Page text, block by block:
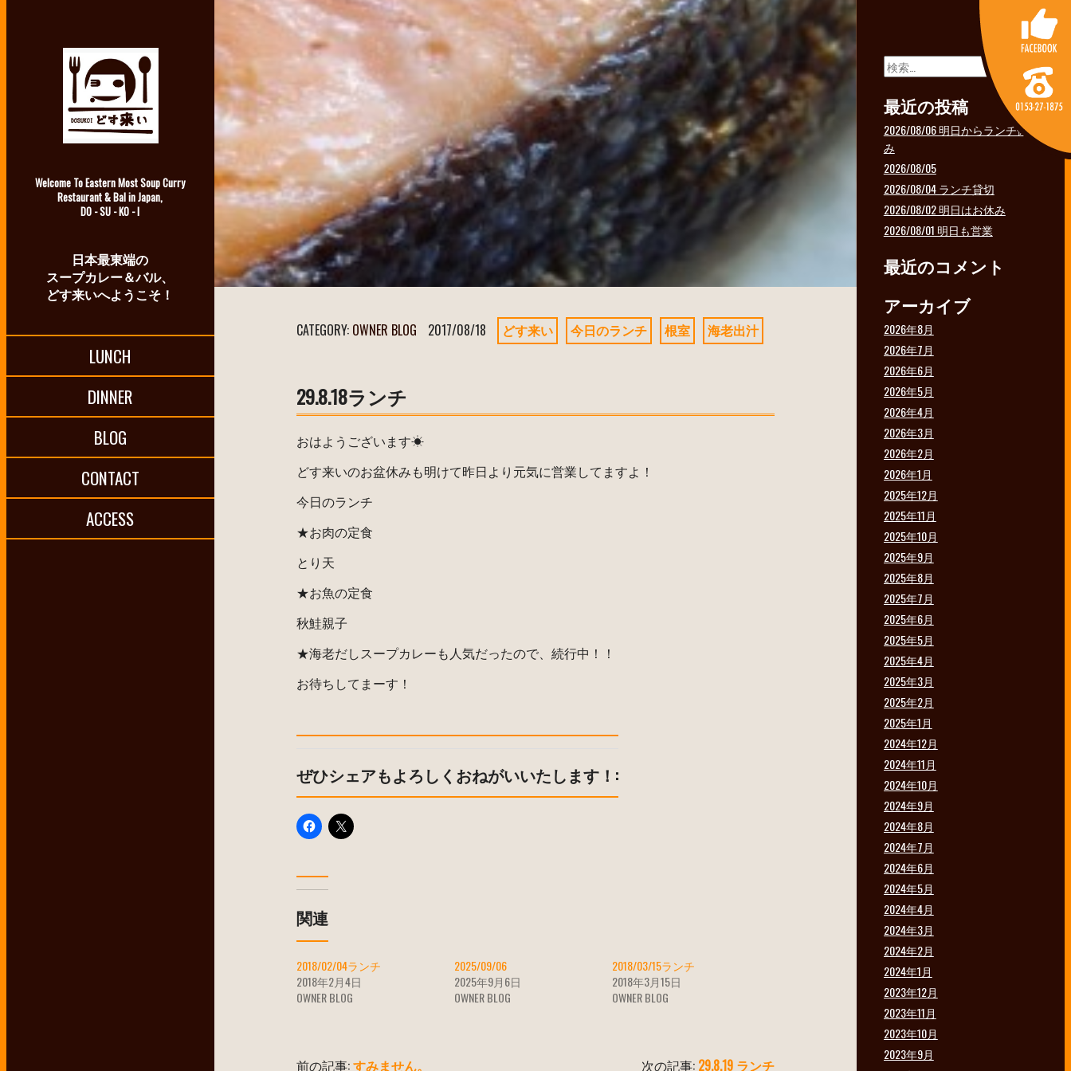
Welcome To Eastern Most Soup Curry
Restaurant & Bal in Japan,
DO - SU - KO - I
日本最東端の
スープカレー＆バル、
どす来いへようこそ！
LUNCH
DINNER
BLOG
CONTACT
ACCESS
CATEGORY: OWNER BLOG 2017/08/18 どす来い 今日のランチ 根室 海老出汁
29.8.18ランチ
おはようございます☀
どす来いのお盆休みも明けて昨日より元気に営業してますよ！
今日のランチ
★お肉の定食
とり天
★お魚の定食
秋鮭親子
★海老だしスープカレーも人気だったので、続行中！！
お待ちしてまーす！
ぜひシェアもよろしくおねがいいたします！:
関連
2018/02/04ランチ
2018年2月4日
OWNER BLOG
2025/09/06
2025年9月6日
OWNER BLOG
2018/03/15ランチ
2018年3月15日
OWNER BLOG
前の記事:すみません。 次の記事: 29.8.19 ランチ
検
索:
最近の投稿
2026/08/06 明日からランチ休
み
2026/08/05
2026/08/04 ランチ貸切
2026/08/02 明日はお休み
2026/08/01 明日も営業
最近のコメント
アーカイブ
2026年8月
2026年7月
2026年6月
2026年5月
2026年4月
2026年3月
2026年2月
2026年1月
2025年12月
2025年11月
2025年10月
2025年9月
2025年8月
2025年7月
2025年6月
2025年5月
2025年4月
2025年3月
2025年2月
2025年1月
2024年12月
2024年11月
2024年10月
2024年9月
2024年8月
2024年7月
2024年6月
2024年5月
2024年4月
2024年3月
2024年2月
2024年1月
2023年12月
2023年11月
2023年10月
2023年9月